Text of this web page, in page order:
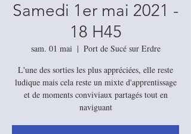
Samedi 1er mai 2021 -
18 H45
sam. 01 mai
  |
Port de Sucé sur Erdre
L'une des sorties les plus appréciées, elle reste
ludique mais cela reste un mixte d'apprentissage
et de moments conviviaux partagés tout en
naviguant